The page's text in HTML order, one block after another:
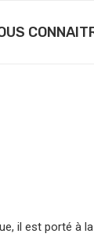
il est porté à